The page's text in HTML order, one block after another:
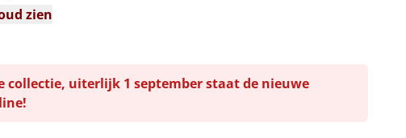
zien
collectie, uiterlijk 1 september staat de nieuwe